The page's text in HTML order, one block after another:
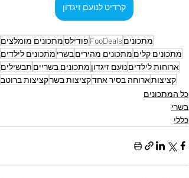
קרדיט לנועם זיגדון
מתכונים FooDeals פודילסמתכונים מומלצים
מתכונים קלים מתכונים מהיריםבשרי מתכונים לילדים
ארוחות לילדיםנועם זיגדון מתכונים בשריים תבשילים
קציצותארוחה בסיר אחדקציצות בשרקציצות ברוטב
כל המתכונים
בשרי
כללי